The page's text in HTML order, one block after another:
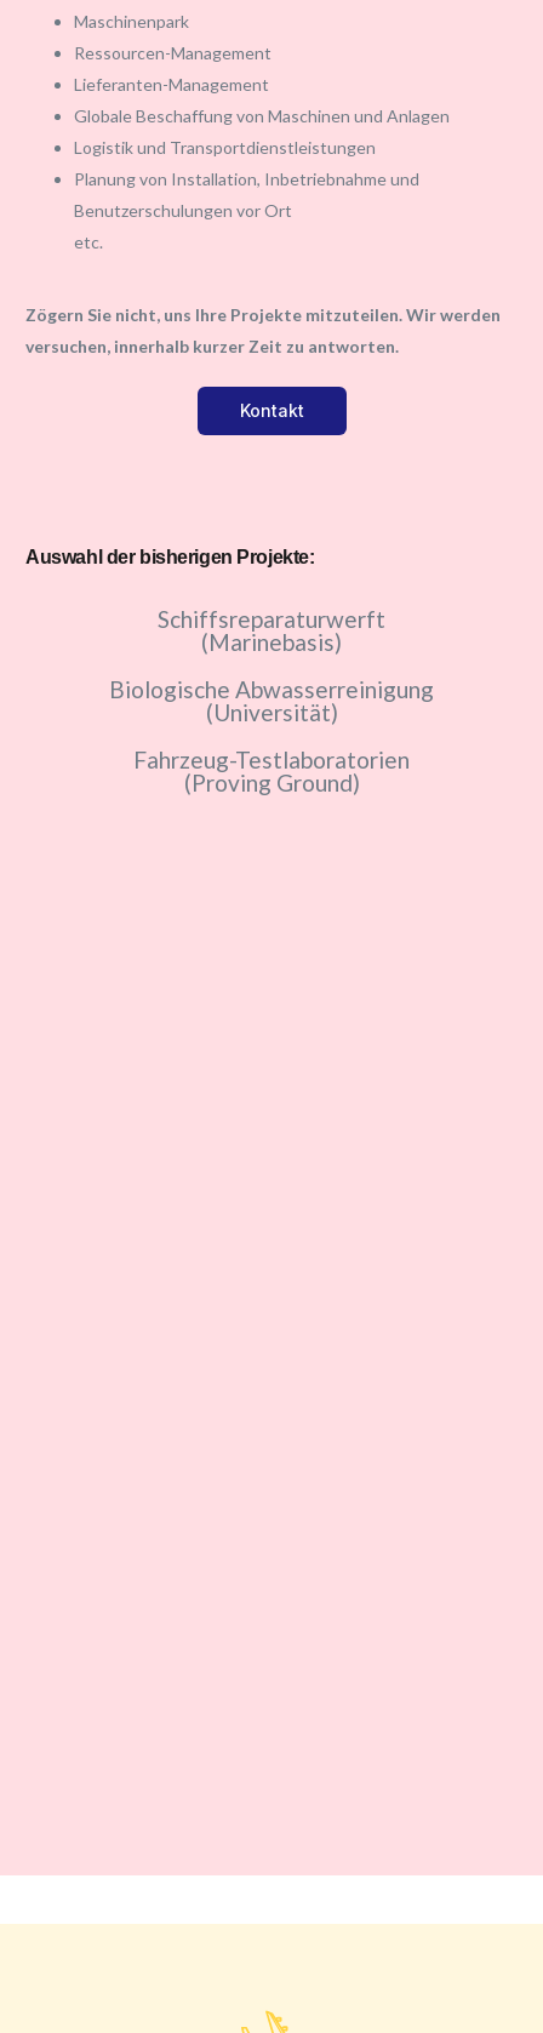
Maschinenpark
Ressourcen-Management
Lieferanten-Management
Globale Beschaffung von Maschinen und Anlagen
Logistik und Transportdienstleistungen
Planung von Installation, Inbetriebnahme und
Benutzerschulungen vor Ort
etc.
Zögern Sie nicht, uns Ihre Projekte mitzuteilen. Wir werden
versuchen, innerhalb kurzer Zeit zu antworten.
Kontakt
Auswahl der bisherigen Projekte:
Schiffsreparaturwerft
(Marinebasis)
Biologische Abwasserreinigung
(Universität)
Fahrzeug-Testlaboratorien
(Proving Ground)